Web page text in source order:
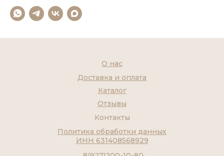
Контакты
Каталог
О нас
Доставка и оплата
Отзывы
Политика обработки данных
ИНН 631408568929